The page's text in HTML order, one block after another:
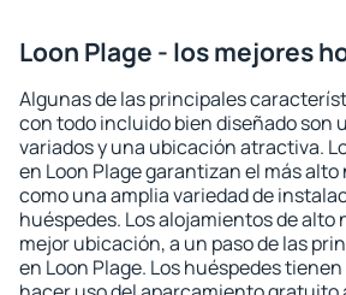
Loon Plage - los mejores
Algunas de las principales
con todo incluido bien diseñado son
variados y una ubicación atractiva.
en Loon Plage garantizan el más
como una amplia variedad de
huéspedes. Los alojamientos de alto
mejor ubicación, a un paso de las
en Loon Plage. Los huéspedes